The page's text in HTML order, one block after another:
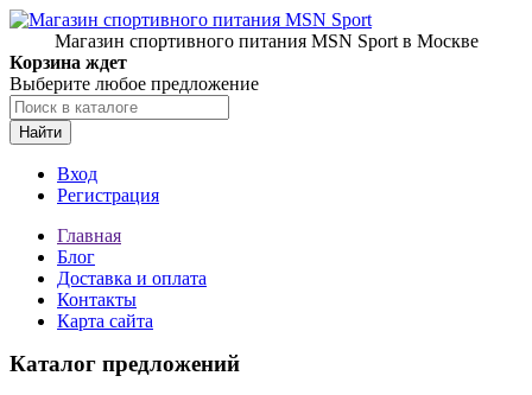
Магазин спортивного питания MSN Sport в Москве
Корзина ждет
Выберите любое предложение
Найти
Вход
Регистрация
Главная
Блог
Доставка и оплата
Контакты
Карта сайта
Каталог предложений